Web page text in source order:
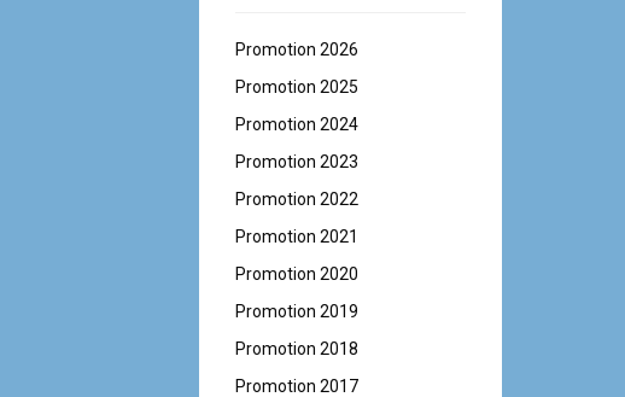
Promotion 2026
Promotion 2025
Promotion 2024
Promotion 2023
Promotion 2022
Promotion 2021
Promotion 2020
Promotion 2019
Promotion 2018
Promotion 2017